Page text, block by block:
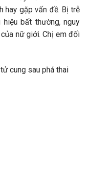
hay gặp vấn đề. Bị trễ
bất thường, nguy
nữ giới. Chị em đối
cung sau phá thai